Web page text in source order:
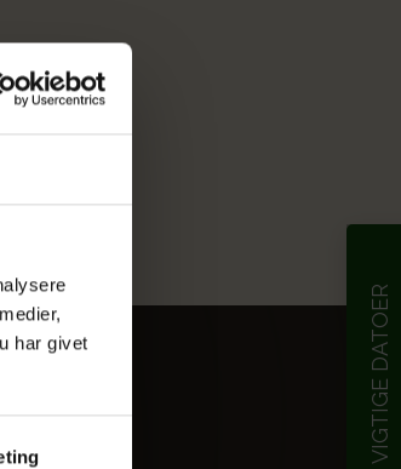
har givet
VIGTIGE DATOER